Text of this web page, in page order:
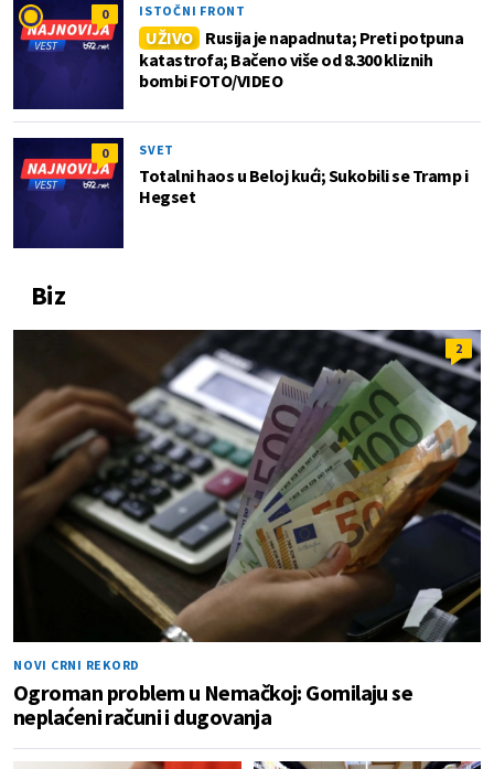
0 ISTOČNI FRONT
UŽIVO
Rusija je napadnuta; Preti potpuna
katastrofa; Bačeno više od 8.300 kliznih
bombi FOTO/VIDEO
0 SVET
Totalni haos u Beloj kući; Sukobili se Tramp i
Hegset
Biz
2
NOVI CRNI REKORD
Ogroman problem u Nemačkoj: Gomilaju se
neplaćeni računi i dugovanja